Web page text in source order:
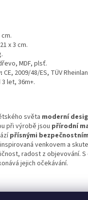
cm.
x 3 cm.
MDF, plsť.
CE, 2009/48/ES, TÜV
let, 36m+.
světa moderní
při výrobě jsou přírodní
přísnými
venkovem a
radost z objevování.
jejich očekávání.